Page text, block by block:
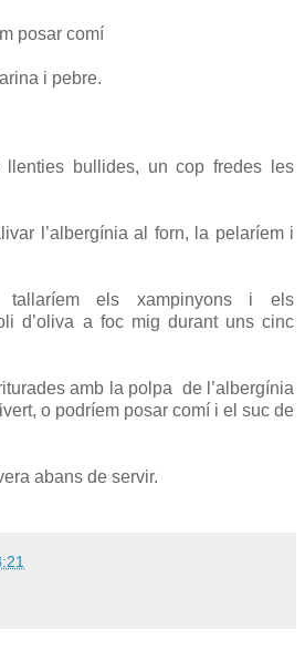
posar comí
i pebre.
llenties bullides, un cop fredes les
l’albergínia al forn, la pelaríem i
tallaríem els xampinyons i els
d’oliva a foc mig durant uns cinc
amb la polpa de l’albergínia
o podríem posar comí i el suc de
abans de servir.